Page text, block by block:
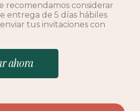
recomendamos considerar
entrega de 5 días hábiles
tus invitaciones con
ahora